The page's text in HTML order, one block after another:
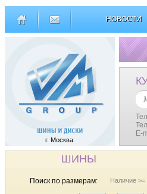
НОВОСТИ
г. Москва
E-
ШИНЫ
Поиск по размерам: Наличие >=